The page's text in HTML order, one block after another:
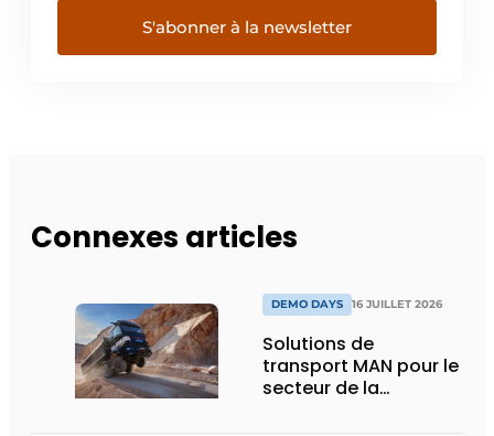
S'abonner à la newsletter
Connexes articles
DEMO DAYS 16 JUILLET 2026
Solutions de
transport MAN pour le
secteur de la